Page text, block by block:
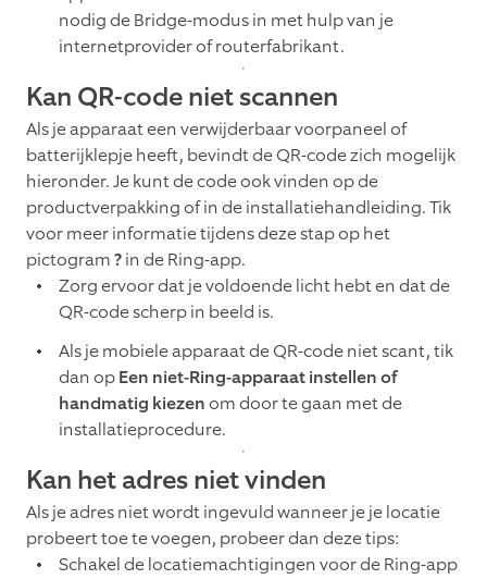
nodig de Bridge-modus in met hulp van je
internetprovider of routerfabrikant.
Kan QR-code niet scannen
Als je apparaat een verwijderbaar voorpaneel of
batterijklepje heeft, bevindt de QR-code zich mogelijk
hieronder. Je kunt de code ook vinden op de
productverpakking of in de installatiehandleiding. Tik
voor meer informatie tijdens deze stap op het
pictogram?in de Ring-app.
Zorg ervoor dat je voldoende licht hebt en dat de
QR-code scherp in beeld is.
Als je mobiele apparaat de QR-code niet scant, tik
dan opEen niet-Ring-apparaat instellen of
handmatig kiezenom door te gaan met de
installatieprocedure.
Kan het adres niet vinden
Als je adres niet wordt ingevuld wanneer je je locatie
probeert toe te voegen, probeer dan deze tips:
Schakel de locatiemachtigingen voor de Ring-app